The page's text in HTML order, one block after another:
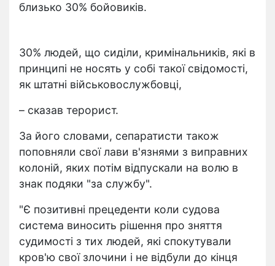
близько 30% бойовиків.
30% людей, що сиділи, кримінальників, які в
принципі не носять у собі такої свідомості,
як штатні військовослужбовці,
– сказав терорист.
За його словами, сепаратисти також
поповняли свої лави в'язнями з виправних
колоній, яких потім відпускали на волю в
знак подяки "за службу".
"Є позитивні прецеденти коли судова
система виносить рішення про зняття
судимості з тих людей, які спокутували
кров'ю свої злочини і не відбули до кінця